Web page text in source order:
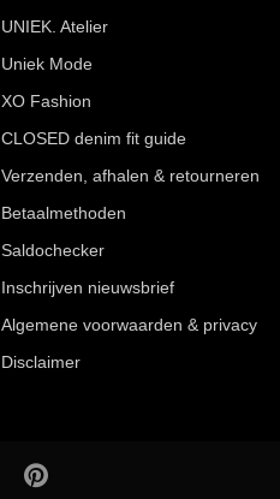
UNIEK. Atelier
Uniek Mode
XO Fashion
CLOSED denim fit guide
Verzenden, afhalen & retourneren
Betaalmethoden
Saldochecker
Inschrijven nieuwsbrief
Algemene voorwaarden & privacy
Disclaimer